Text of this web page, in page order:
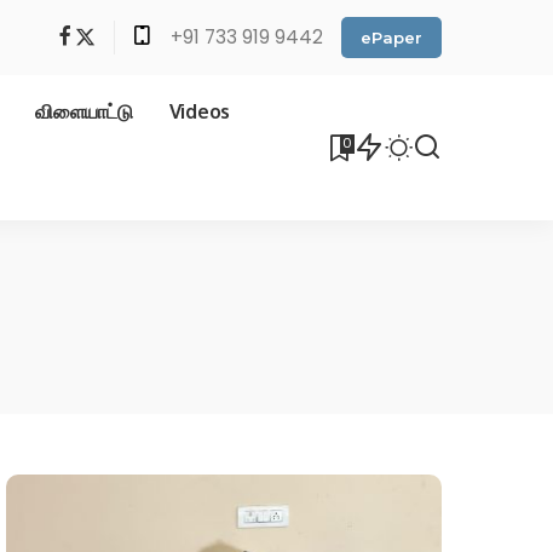
+91 733 919 9442 ePaper
விளையாட்டு Videos
0